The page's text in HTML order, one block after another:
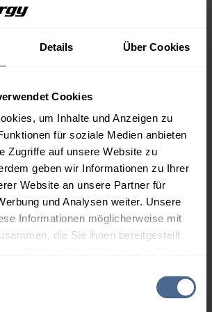
Details Über Cookies
Cookies
um Inhalte und Anzeigen zu
für soziale Medien anbieten
Zugriffe auf unsere Website zu
geben wir Informationen zu Ihrer
Website an unsere Partner für
und Analysen weiter. Unsere
Informationen möglicherweise mit
die Sie ihnen bereitgestellt
156,93 €
156,95 €
155,13 €
155,15 €
153,72 €
nach Ö-Norm C 1109 in € / 100